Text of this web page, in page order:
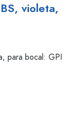
violeta,